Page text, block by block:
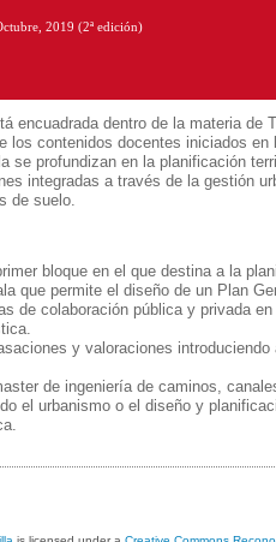
2019 (2ª edición)
encuadrada dentro de la materia de
los contenidos docentes iniciados en
se profundizan en la planificación
integradas a través de la gestión
de suelo.
bloque en el que destina a la
que permite el diseño de un Plan
de colaboración pública y privada
y valoraciones introduciendo
de ingeniería de caminos,
el urbanismo o el diseño y